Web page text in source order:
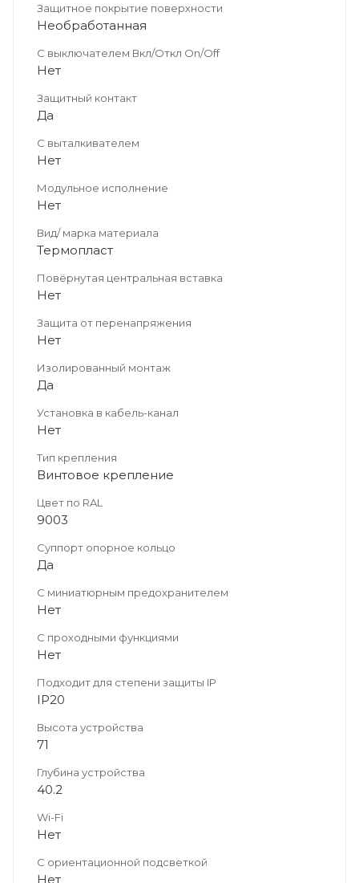
Защитное покрытие поверхности
Необработанная
С выключателем Вкл/Откл On/Off
Нет
Защитный контакт
Да
С выталкивателем
Нет
Модульное исполнение
Нет
Вид/ марка материала
Термопласт
Повёрнутая центральная вставка
Нет
Защита от перенапряжения
Нет
Изолированный монтаж
Да
Установка в кабель-канал
Нет
Тип крепления
Винтовое крепление
Цвет по RAL
9003
Суппорт опорное кольцо
Да
С миниатюрным предохранителем
Нет
С проходными функциями
Нет
Подходит для степени защиты IP
IP20
Высота устройства
71
Глубина устройства
40.2
Wi-Fi
Нет
С ориентационной подсветкой
Нет